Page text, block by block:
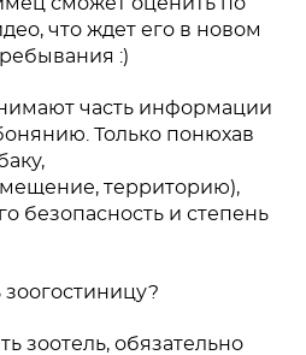
что ждет его в новом
:)
часть информации
Только понюхав
территорию),
безопасность и степень
зоогостиницу?
зоотель, обязательно